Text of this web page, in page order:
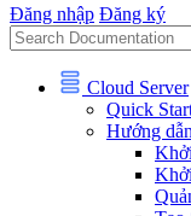
Đăng nhập Đăng ký
Cloud Server
Quick
Hướng dẫn